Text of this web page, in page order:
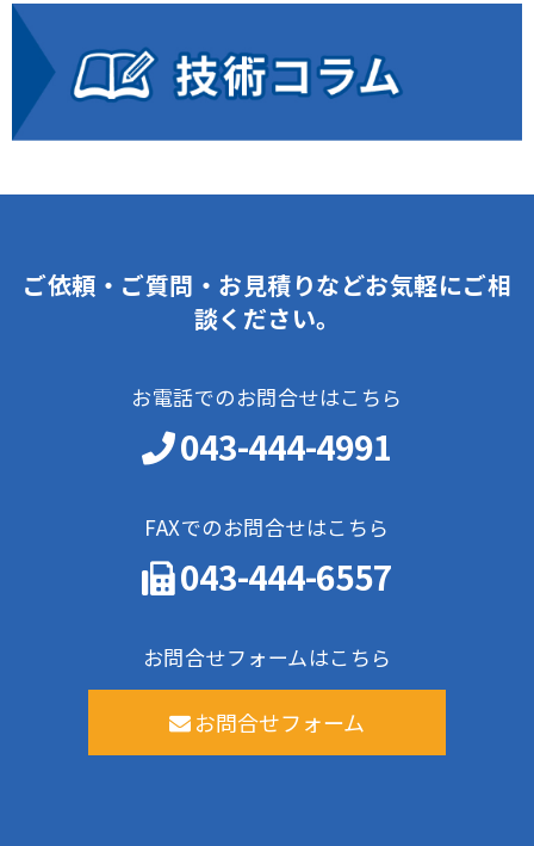
ご依頼・ご質問・お見積りなどお気軽にご相
談ください。
お電話でのお問合せはこちら
043-444-4991
FAXでのお問合せはこちら
043-444-6557
お問合せフォームはこちら
お問合せフォーム